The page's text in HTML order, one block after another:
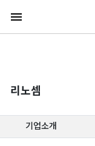
리노셈
기업소개